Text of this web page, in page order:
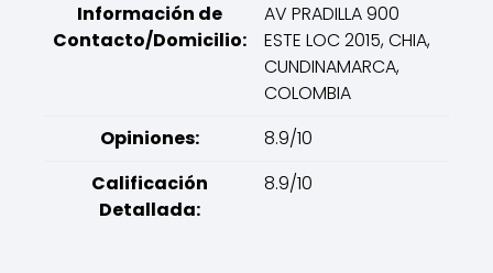
Información de
Contacto/Domicilio:
AV PRADILLA 900
ESTE LOC 2015, CHIA,
CUNDINAMARCA,
COLOMBIA
Opiniones:
8.9/10
Calificación
Detallada:
8.9/10